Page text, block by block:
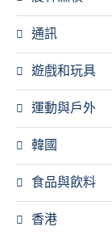
通訊
遊戲和玩具
運動與戶外
韓國
食品與飲料
香港